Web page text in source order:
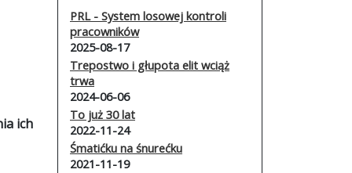
ich
PRL - System losowej kontroli
pracowników
2025-08-17
Trepostwo i głupota elit wciąż
trwa
2024-06-06
To już 30 lat
2022-11-24
Śmatićku na śnurećku
2021-11-19